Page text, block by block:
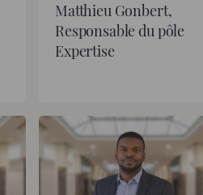
Matthieu Gonbert,
Responsable du pôle
Expertise